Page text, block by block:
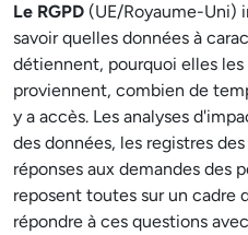
Le RGPD (UE/Royaume-Uni)
savoir quelles données à
détiennent, pourquoi elles
proviennent, combien de
y a accès. Les analyses
des données, les registres
réponses aux demandes des
reposent toutes sur un cadre
répondre à ces questions